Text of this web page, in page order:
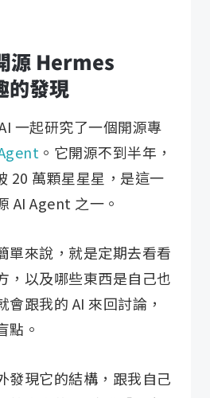
源 Hermes
的發現
一起研究了一個開源專
。它開源不到半年，
20 萬顆星星星，是這一
AI Agent 之一。
單來說，就是定期去看看
，以及哪些東西是自己也
會跟我的 AI 來回討論，
點。
發現它的結構，跟我自己